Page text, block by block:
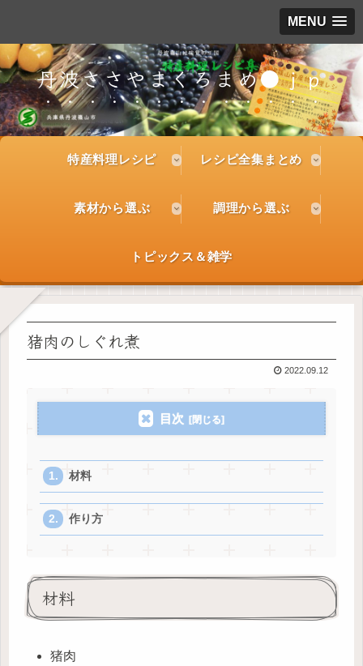
MENU
丹波ささやまくろまめ●ｊｐ
特産料理レシピ レシピ全集まとめ
素材から選ぶ 調理から選ぶ
トピックス＆雑学
猪肉のしぐれ煮
2022.09.12
目次
材料
作り方
材料
猪肉